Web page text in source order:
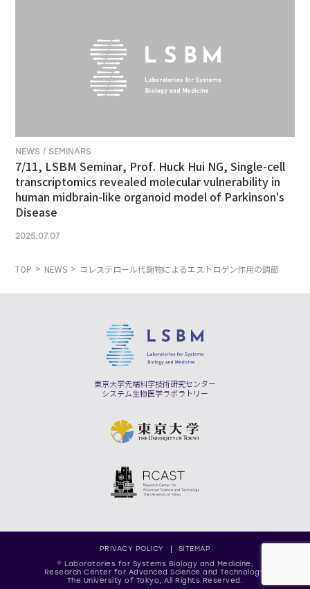
NEWS / SEMINARS
7/11, LSBM Seminar, Prof. Huck Hui NG, Single-cell
transcriptomics revealed molecular vulnerability in
human midbrain-like organoid model of Parkinson's
Disease
2025.07.07
TOP NEWS コレステロール代謝物によるエストロゲン作用の調節
東京大学先端科学技術研究センター
システム生物医学ラボラトリー
PRIVACY POLICY
SITEMAP
© Laboratories for Systems Biology and Medicine,
Research Center for Advanced Science and Technology,
The University of Tokyo, All Rights Reserved.